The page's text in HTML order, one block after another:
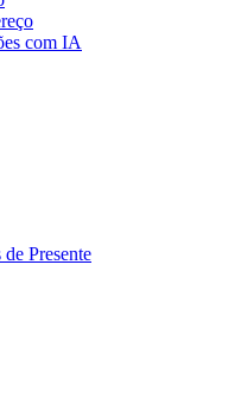
com IA
Presente